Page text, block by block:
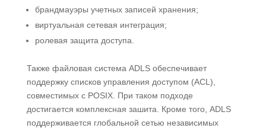
брандмауэры учетных записей хранения;
виртуальная сетевая интеграция;
ролевая защита доступа.
Также файловая система ADLS обеспечивает
поддержку списков управления доступом (ACL),
совместимых с POSIX. При таком подходе
достигается комплексная зашита. Кроме того, ADLS
поддерживается глобальной сетью независимых